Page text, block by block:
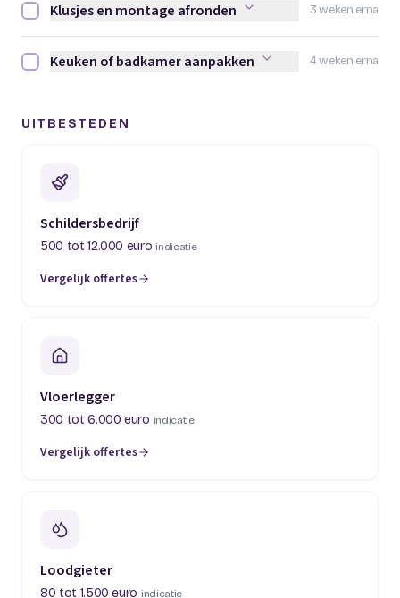
3 weken erna
Klusjes en montage afronden afvinken
Klusjes en montage afronden
4 weken erna
Keuken of badkamer aanpakken afvinken
Keuken of badkamer aanpakken
UITBESTEDEN
Schildersbedrijf
500 tot 12.000 euro indicatie
Vergelijk offertes
(opent in een nieuw tabblad)
Vloerlegger
300 tot 6.000 euro indicatie
Vergelijk offertes
(opent in een nieuw tabblad)
Loodgieter
80 tot 1.500 euro indicatie